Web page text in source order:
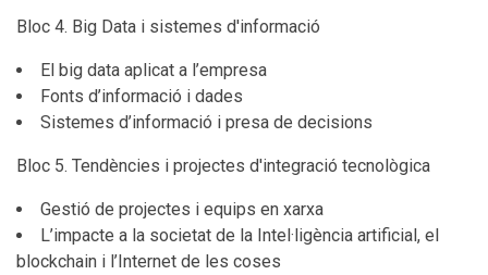
Bloc 4. Big Data i sistemes d'informació
El big data aplicat a l’empresa
Fonts d’informació i dades
Sistemes d’informació i presa de decisions
Bloc 5. Tendències i projectes d'integració tecnològica
Gestió de projectes i equips en xarxa
L’impacte a la societat de la Intel·ligència artificial, el
blockchain i l’Internet de les coses